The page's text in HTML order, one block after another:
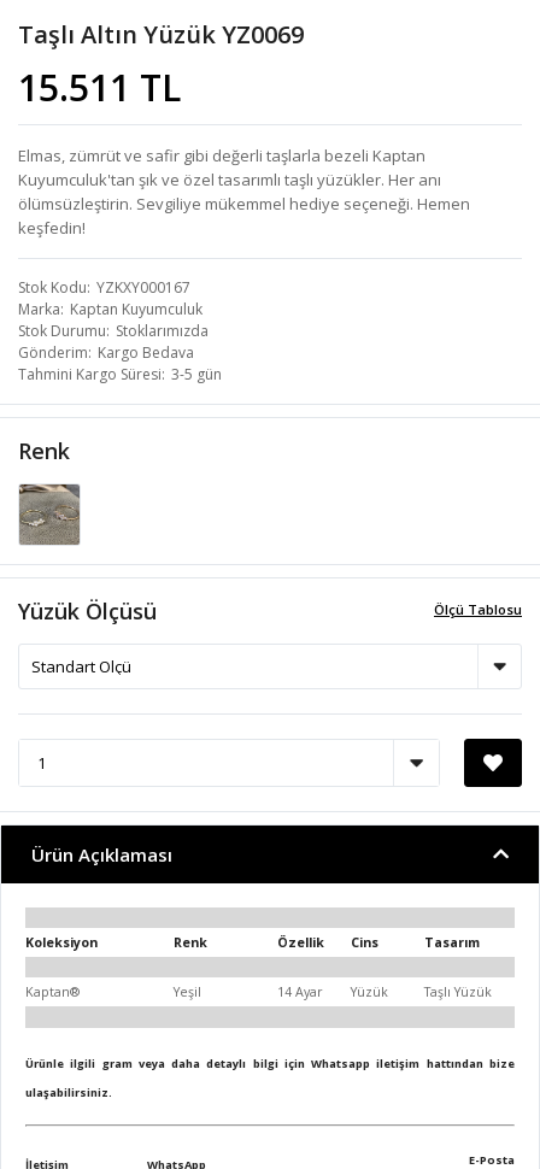
Taşlı Altın Yüzük YZ0069
15.511 TL
Elmas, zümrüt ve safir gibi değerli taşlarla bezeli Kaptan
Kuyumculuk'tan şık ve özel tasarımlı taşlı yüzükler. Her anı
ölümsüzleştirin. Sevgiliye mükemmel hediye seçeneği. Hemen
keşfedin!
Stok Kodu YZKXY000167
Marka Kaptan Kuyumculuk
Stok Durumu Stoklarımızda
Gönderim Kargo Bedava
Tahmini Kargo Süresi 3-5 gün
Renk
Ölçü Tablosu
Yüzük Ölçüsü
Ürün Açıklaması
Koleksiyon Renk Özellik Cins Tasarım
Kaptan® Yeşil 14 Ayar Yüzük Taşlı Yüzük
Ürünle ilgili gram veya daha detaylı bilgi için Whatsapp iletişim hattından bize
ulaşabilirsiniz.
İletişim
WhatsApp
E-Posta